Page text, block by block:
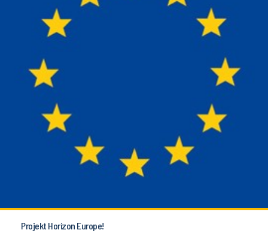
Projekt Horizon Europe!